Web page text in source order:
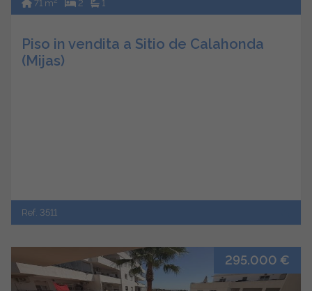
71 m 2 1
Piso in vendita a Sitio de Calahonda
(Mijas)
Ref. 3511
295.000 €